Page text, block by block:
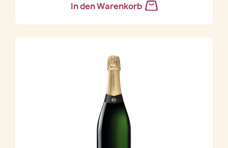
In den Warenkorb